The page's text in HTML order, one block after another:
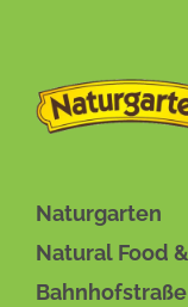
Naturgarten
Natural Food